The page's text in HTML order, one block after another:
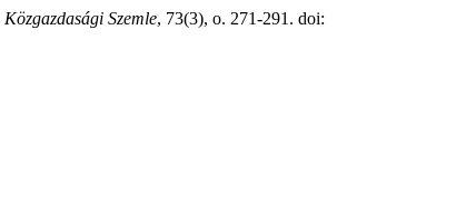
Közgazdasági Szemle, 73(3), o. 271-291. doi: